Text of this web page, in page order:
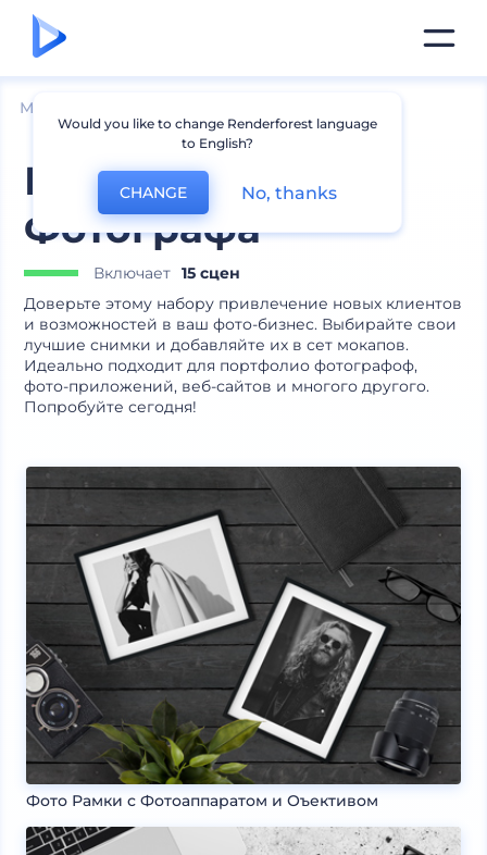
Мокапы
Брендинг Набор
Фотографа
Включает 15 сцен
Доверьте этому набору привлечение новых клиентов
и возможностей в ваш фото-бизнес. Выбирайте свои
лучшие снимки и добавляйте их в сет мокапов.
Идеально подходит для портфолио фотографоф,
фото-приложений, веб-сайтов и многого другого.
Попробуйте сегодня!
Фото Рамки с Фотоаппаратом и Оъективом
Would you like to change Renderforest language
to English?
CHANGE No, thanks